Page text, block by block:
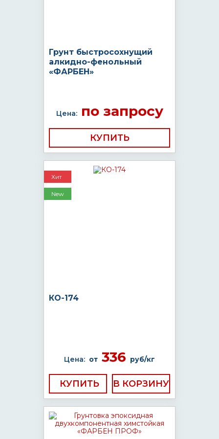
Грунт быстросохнущий
алкидно-фенольный
«ФАРБЕН»
Цена:по запросу
КУПИТЬ
Хит
New
КО-174
Цена: от 336 руб/кг
КУПИТЬ